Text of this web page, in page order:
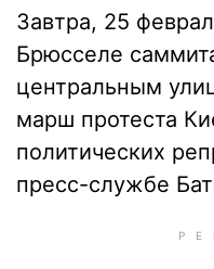
Завтра, 25
Брюсселе
центральным
марш протеста
политических
пресс-службе